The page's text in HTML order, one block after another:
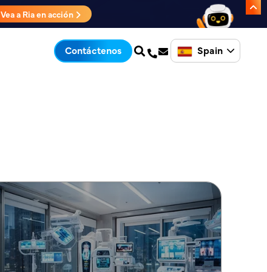
Vea a Ria en acción
Contáctenos Spain